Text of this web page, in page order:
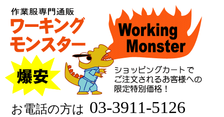
お電話の方は 03-3911-5126